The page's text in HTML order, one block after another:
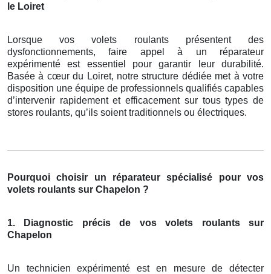
le Loiret
Lorsque vos volets roulants présentent des
dysfonctionnements, faire appel à un réparateur
expérimenté est essentiel pour garantir leur durabilité.
Basée à cœur du Loiret, notre structure dédiée met à votre
disposition une équipe de professionnels qualifiés capables
d’intervenir rapidement et efficacement sur tous types de
stores roulants, qu’ils soient traditionnels ou électriques.
Pourquoi choisir un réparateur spécialisé pour vos
volets roulants sur Chapelon ?
1. Diagnostic précis de vos volets roulants sur
Chapelon
Un technicien expérimenté est en mesure de détecter